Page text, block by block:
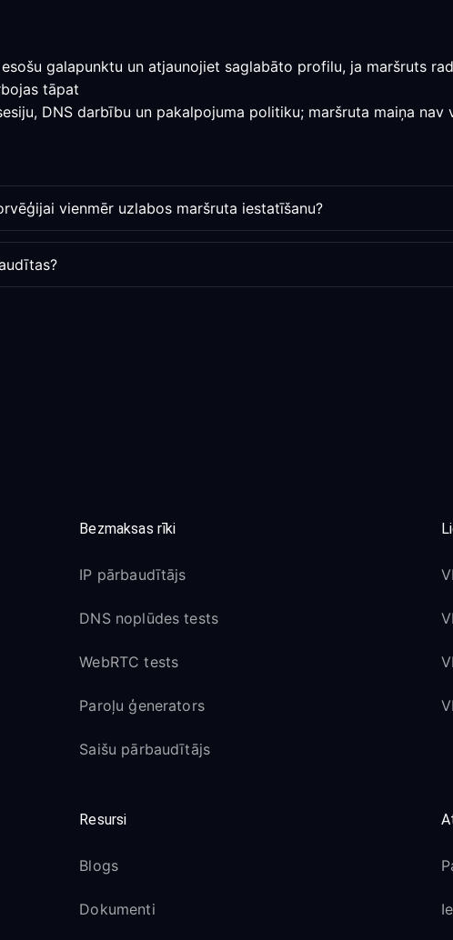
galapunktu un atjaunojiet saglabāto profilu, ja maršruts
tāpat
DNS darbību un pakalpojuma politiku; maršruta maiņa nav
vienmēr uzlabos maršruta iestatīšanu?
Bezmaksas rīki
IP pārbaudītājs
DNS noplūdes tests
WebRTC tests
Paroļu ģenerators
Saišu pārbaudītājs
Resursi
Blogs
Dokumenti